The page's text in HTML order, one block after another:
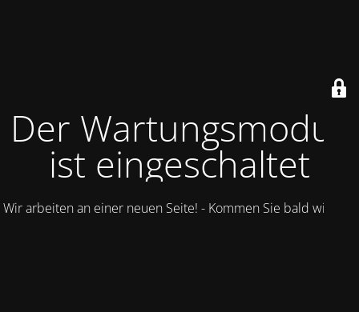
Der Wartungsmodus
ist eingeschaltet
Wir arbeiten an einer neuen Seite! - Kommen Sie bald wieder.